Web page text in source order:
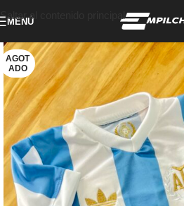
Saltar al contenido principal
MENÚ
AGOT
ADO